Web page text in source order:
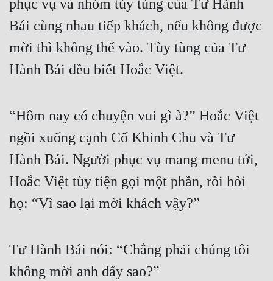
Mạt Thế
Mỹ Thực
Ngôn Tình
Ngược
Phương Tây
Phản Phái
Quân Sự
Sảng Văn
phục vụ và nhóm tùy tùng của Tư Hành
Bái cùng nhau tiếp khách, nếu không được
mời thì không thể vào. Tùy tùng của Tư
Hành Bái đều biết Hoắc Việt.
“Hôm nay có chuyện vui gì à?” Hoắc Việt
ngồi xuống cạnh Cố Khinh Chu và Tư
Hành Bái. Người phục vụ mang menu tới,
Hoắc Việt tùy tiện gọi một phần, rồi hỏi
họ: “Vì sao lại mời khách vậy?”
Tư Hành Bái nói: “Chẳng phải chúng tôi
không mời anh đấy sao?”